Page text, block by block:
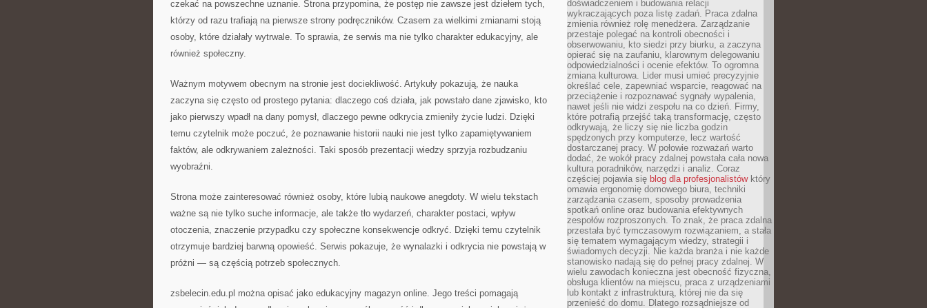
czekać na powszechne uznanie. Strona przypomina, że postęp nie zawsze jest dziełem tych,
którzy od razu trafiają na pierwsze strony podręczników. Czasem za wielkimi zmianami stoją
osoby, które działały wytrwale. To sprawia, że serwis ma nie tylko charakter edukacyjny, ale
również społeczny.
Ważnym motywem obecnym na stronie jest dociekliwość. Artykuły pokazują, że nauka
zaczyna się często od prostego pytania: dlaczego coś działa, jak powstało dane zjawisko, kto
jako pierwszy wpadł na dany pomysł, dlaczego pewne odkrycia zmieniły życie ludzi. Dzięki
temu czytelnik może poczuć, że poznawanie historii nauki nie jest tylko zapamiętywaniem
faktów, ale odkrywaniem zależności. Taki sposób prezentacji wiedzy sprzyja rozbudzaniu
wyobraźni.
Strona może zainteresować również osoby, które lubią naukowe anegdoty. W wielu tekstach
ważne są nie tylko suche informacje, ale także tło wydarzeń, charakter postaci, wpływ
otoczenia, znaczenie przypadku czy społeczne konsekwencje odkryć. Dzięki temu czytelnik
otrzymuje bardziej barwną opowieść. Serwis pokazuje, że wynalazki i odkrycia nie powstają w
próżni — są częścią potrzeb społecznych.
zsbelecin.edu.pl można opisać jako edukacyjny magazyn online. Jego treści pomagają
doświadczeniem i budowania relacji
wykraczających poza listę zadań. Praca zdalna
zmienia również rolę menedżera. Zarządzanie
przestaje polegać na kontroli obecności i
obserwowaniu, kto siedzi przy biurku, a zaczyna
opierać się na zaufaniu, klarownym delegowaniu
odpowiedzialności i ocenie efektów. To ogromna
zmiana kulturowa. Lider musi umieć precyzyjnie
określać cele, zapewniać wsparcie, reagować na
przeciążenie i rozpoznawać sygnały wypalenia,
nawet jeśli nie widzi zespołu na co dzień. Firmy,
które potrafią przejść taką transformację, często
odkrywają, że liczy się nie liczba godzin
spędzonych przy komputerze, lecz wartość
dostarczanej pracy. W połowie rozważań warto
dodać, że wokół pracy zdalnej powstała cała nowa
kultura poradników, narzędzi i analiz. Coraz
częściej pojawia się blog dla profesjonalistówktóry
omawia ergonomię domowego biura, techniki
zarządzania czasem, sposoby prowadzenia
spotkań online oraz budowania efektywnych
zespołów rozproszonych. To znak, że praca zdalna
przestała być tymczasowym rozwiązaniem, a stała
się tematem wymagającym wiedzy, strategii i
świadomych decyzji. Nie każda branża i nie każde
stanowisko nadają się do pełnej pracy zdalnej. W
wielu zawodach konieczna jest obecność fizyczna,
obsługa klientów na miejscu, praca z urządzeniami
lub kontakt z infrastrukturą, której nie da się
przenieść do domu. Dlatego rozsądniejsze od